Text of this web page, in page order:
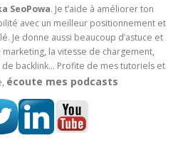
SeoPowa. Je t’aide à améliorer ton
avec un meilleur positionnement et
Je donne aussi beaucoup d’astuce et
la vitesse de chargement,
de backlink… Profite de mes tutoriels et
écoute mes podcasts